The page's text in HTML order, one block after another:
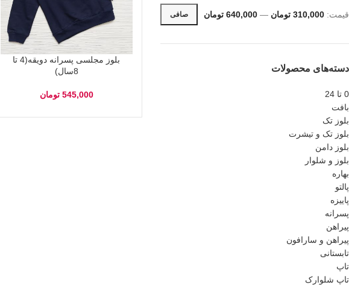
صافی قيمت: 310,000 تومان — 640,000 تومان
دسته‌های محصولات
0 تا 24
بافت
بلوز تک
بلوز تک و تیشرت
بلوز دامن
بلوز و شلوار
بهاره
پالتو
پاییزه
پسرانه
پیراهن
پیراهن و سارافون
تابستانی
تاپ
تاپ شلوارک
بلوز مجلسی پسرانه دویقه(4 تا
8سال)
545,000 تومان